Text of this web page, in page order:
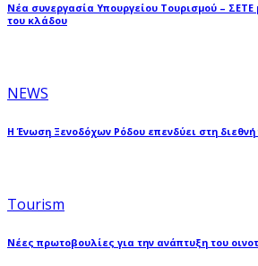
Νέα συνεργασία Υπουργείου Τουρισμού –
του κλάδου
NEWS
Η Ένωση Ξενοδόχων Ρόδου επενδύει στη
Tourism
Νέες πρωτοβουλίες για την ανάπτυξη του